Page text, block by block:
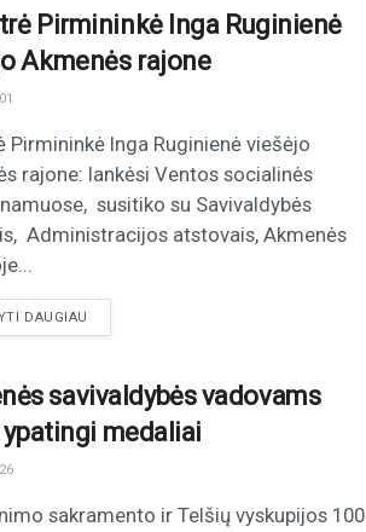
Pirmininkė Inga Ruginienė
Akmenės rajone
Pirmininkė Inga Ruginienė viešėjo
rajone: lankėsi Ventos socialinės
susitiko su Savivaldybės
Administracijos atstovais, Akmenės
DAUGIAU
savivaldybės vadovams
medaliai
sakramento ir Telšių vyskupijos 100